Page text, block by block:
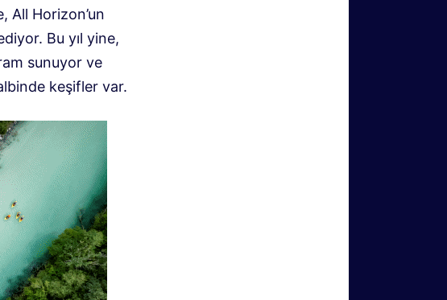
All Horizon’un
Bu yıl yine,
sunuyor ve
keşifler var.